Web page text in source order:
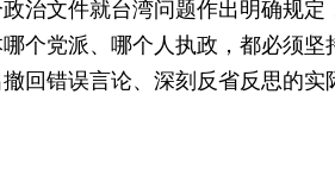
治文件就台湾问题作出明确规
个党派、哪个人执政，都必须
回错误言论、深刻反省反思的